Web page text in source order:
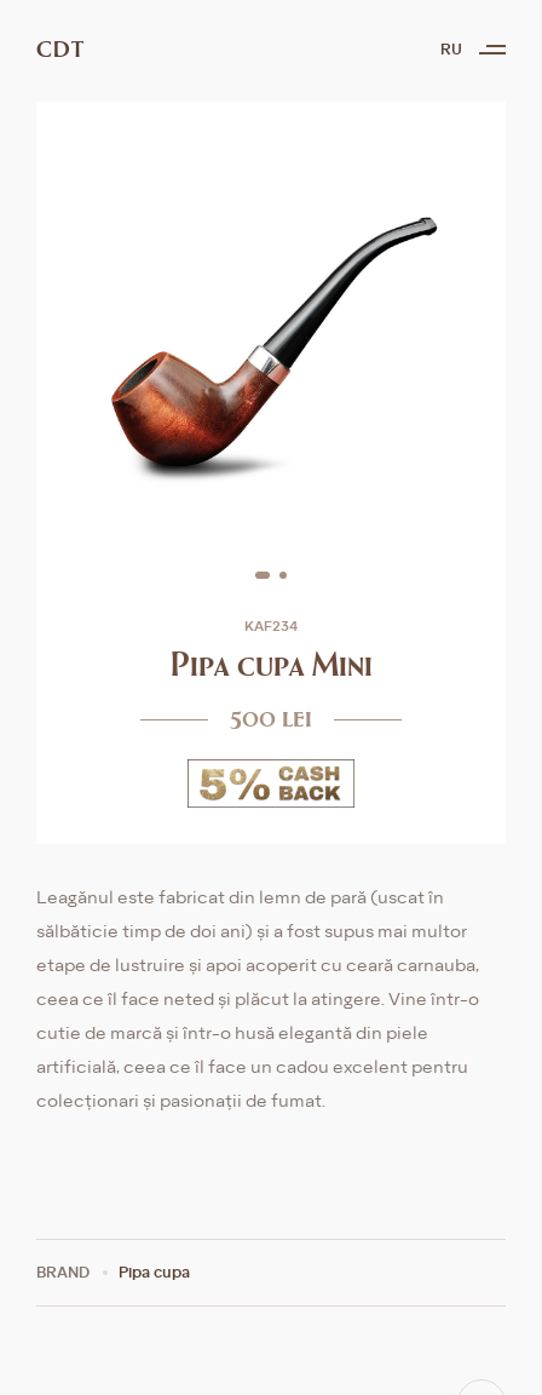
CDT RU
KAF234
Pipa cupa Mini
500 lei
Leagănul este fabricat din lemn de pară (uscat în
sălbăticie timp de doi ani) și a fost supus mai multor
etape de lustruire și apoi acoperit cu ceară carnauba,
ceea ce îl face neted și plăcut la atingere. Vine într-o
cutie de marcă și într-o husă elegantă din piele
artificială, ceea ce îl face un cadou excelent pentru
colecționari și pasionații de fumat.
BRAND Pipa сupa